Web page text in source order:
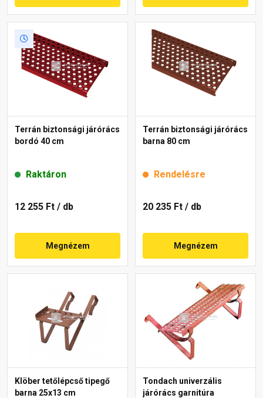
Terrán biztonsági járórács
bordó 40 cm
Raktáron
12 255 Ft / db
Megnézem
Terrán biztonsági járórács
barna 80 cm
Rendelésre
20 235 Ft / db
Megnézem
Klöber tetőlépcső tipegő
barna 25x13 cm
Tondach univerzális
járórács garnitúra